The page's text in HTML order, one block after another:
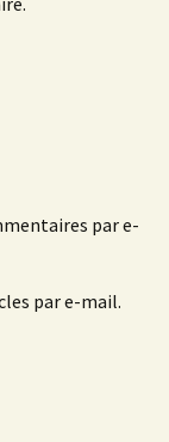
par e-
par e-mail.